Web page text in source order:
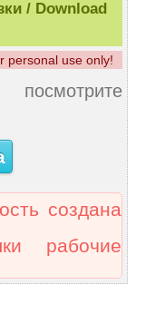
/ Download
personal use only!
создана
рабочие